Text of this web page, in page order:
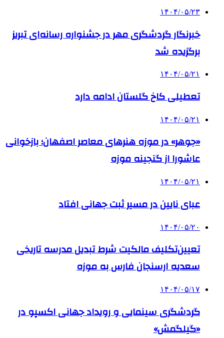
۱۴۰۴/۰۵/۲۳
خبرنگار گردشگری مهر در جشنواره رسانه‌ای تبریز
برگزیده شد
۱۴۰۴/۰۵/۲۱
تعطیلی کاخ گلستان ادامه دارد
۱۴۰۴/۰۵/۲۱
«جوهر» در موزه هنرهای معاصر اصفهان؛ بازخوانی
عاشورا از گنجینه موزه
۱۴۰۴/۰۵/۲۱
عبای نایین در مسیر ثبت جهانی افتاد
۱۴۰۴/۰۵/۲۰
تعیین‌تکلیف مالکیت شرط تبدیل مدرسه تاریخی
سعدیه ارسنجان فارس به موزه
۱۴۰۴/۰۵/۱۷
گردشگری سینمایی و رویداد جهانی اکسپو در
«گیلگمش»